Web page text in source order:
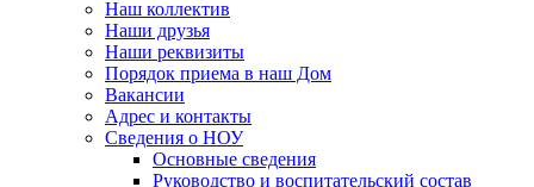
Наш коллектив
Наши друзья
Наши реквизиты
Порядок приема в наш Дом
Вакансии
Адрес и контакты
Сведения о НОУ
Основные сведения
Руководство и воспитательский состав